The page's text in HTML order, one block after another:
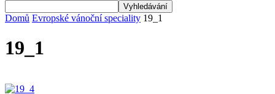
Domů Evropské vánoční speciality 19_1
19_1